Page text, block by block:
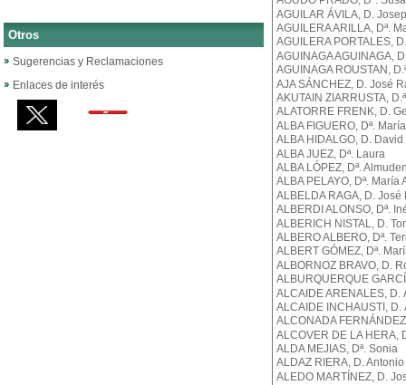
Otros
Sugerencias y Reclamaciones
Enlaces de interés